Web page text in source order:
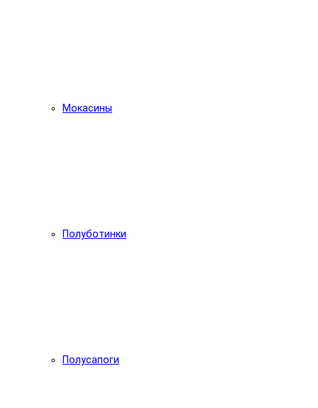
Мокасины
Полуботинки
Полусапоги